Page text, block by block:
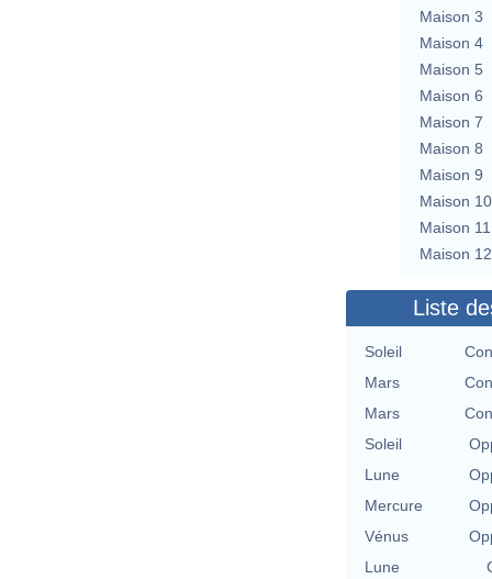
Maison 3
Maison 4
Maison 5
Maison 6
Maison 7
Maison 8
Maison 9
Maison 10
Maison 11
Maison 12
Liste
Soleil
Mars
Mars
Soleil
Lune
Mercure
Vénus
Lune